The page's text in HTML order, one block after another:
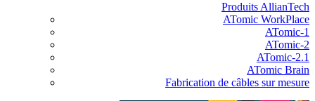
Produits AllianTech
ATomic WorkPlace
ATomic-1
ATomic-2
ATomic-2.1
ATomic Brain
Fabrication de câbles sur mesure